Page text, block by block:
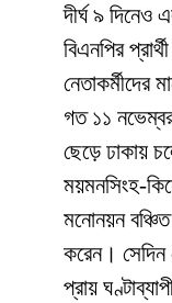
দীর্ঘ ৯ দিনেও
বিএনপির
নেতাকর্মীদের
গত ১১
ছেড়ে ঢাকায়
ময়মনসিংহ-
মনোনয়ন বঞ্চিত
করেন। সেদিন
প্রায়